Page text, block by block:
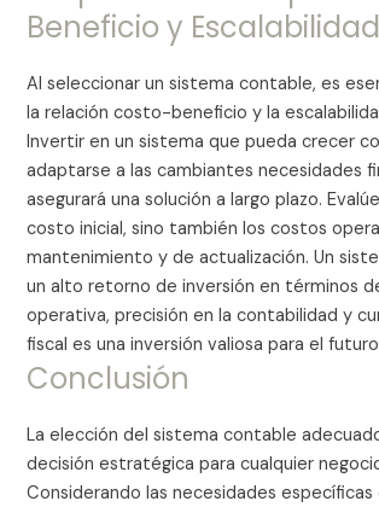
Beneficio y Escalabilidad
Al seleccionar un sistema contable, es
la relación costo-beneficio y la
Invertir en un sistema que pueda crecer
adaptarse a las cambiantes necesidades
asegurará una solución a largo plazo.
costo inicial, sino también los costos
mantenimiento y de actualización. Un
un alto retorno de inversión en términos
operativa, precisión en la contabilidad y
fiscal es una inversión valiosa para el
Conclusión
La elección del sistema contable
decisión estratégica para cualquier
Considerando las necesidades específicas